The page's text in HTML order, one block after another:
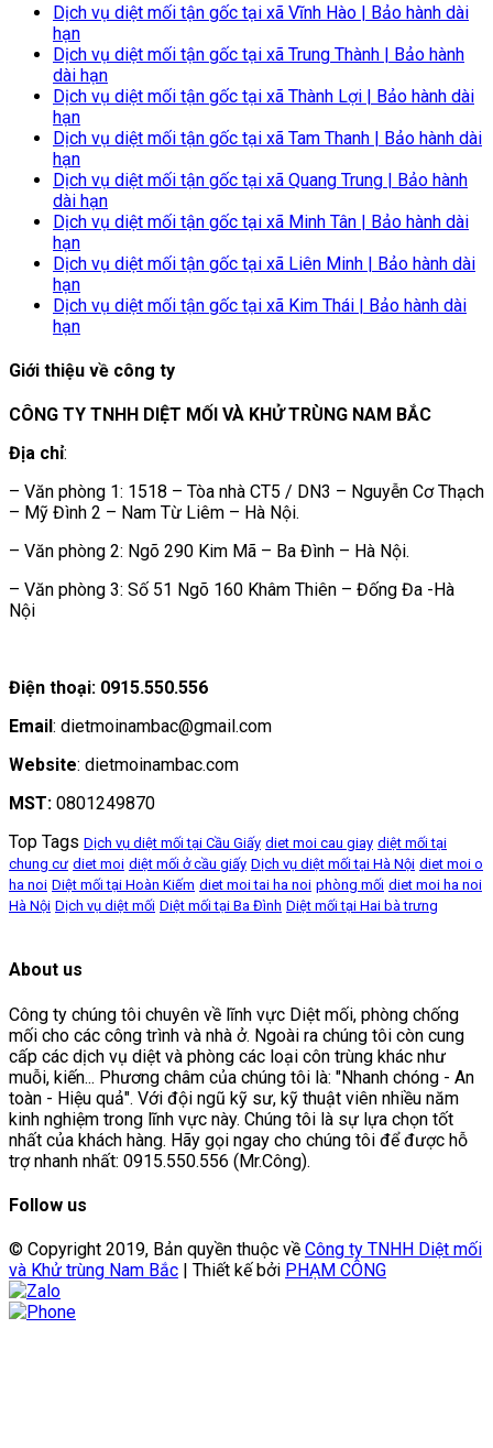
Dịch vụ diệt mối tận gốc tại xã Vĩnh Hào | Bảo hành dài
hạn
Dịch vụ diệt mối tận gốc tại xã Trung Thành | Bảo hành
dài hạn
Dịch vụ diệt mối tận gốc tại xã Thành Lợi | Bảo hành dài
hạn
Dịch vụ diệt mối tận gốc tại xã Tam Thanh | Bảo hành dài
hạn
Dịch vụ diệt mối tận gốc tại xã Quang Trung | Bảo hành
dài hạn
Dịch vụ diệt mối tận gốc tại xã Minh Tân | Bảo hành dài
hạn
Dịch vụ diệt mối tận gốc tại xã Liên Minh | Bảo hành dài
hạn
Dịch vụ diệt mối tận gốc tại xã Kim Thái | Bảo hành dài
hạn
Giới thiệu về công ty
CÔNG TY TNHH DIỆT MỐI VÀ KHỬ TRÙNG NAM BẮC
Địa chỉ:
– Văn phòng 1: 1518 – Tòa nhà CT5 / DN3 – Nguyễn Cơ Thạch
– Mỹ Đình 2 – Nam Từ Liêm – Hà Nội.
– Văn phòng 2: Ngõ 290 Kim Mã – Ba Đình – Hà Nội.
– Văn phòng 3: Số 51 Ngõ 160 Khâm Thiên – Đống Đa -Hà
Nội
Điện thoại: 0915.550.556
Email : dietmoinambac@gmail.com
Website: dietmoinambac.com
MST: 0801249870
Top Tags Dịch vụ diệt mối tại Cầu Giấy diet moi cau giay diệt mối tại
chung cư diet moi diệt mối ở cầu giấy Dịch vụ diệt mối tại Hà Nội diet moi o
ha noi Diệt mối tại Hoàn Kiếm diet moi tai ha noi phòng mối diet moi ha noi
Hà Nội Dịch vụ diệt mối Diệt mối tại Ba Đình Diệt mối tại Hai bà trưng
About us
Công ty chúng tôi chuyên về lĩnh vực Diệt mối, phòng chống
mối cho các công trình và nhà ở. Ngoài ra chúng tôi còn cung
cấp các dịch vụ diệt và phòng các loại côn trùng khác như
muỗi, kiến... Phương châm của chúng tôi là: "Nhanh chóng - An
toàn - Hiệu quả". Với đội ngũ kỹ sư, kỹ thuật viên nhiều năm
kinh nghiệm trong lĩnh vực này. Chúng tôi là sự lựa chọn tốt
nhất của khách hàng. Hãy gọi ngay cho chúng tôi để được hỗ
trợ nhanh nhất: 0915.550.556 (Mr.Công).
Follow us
© Copyright 2019, Bản quyền thuộc về Công ty TNHH Diệt mối
và Khử trùng Nam Bắc | Thiết kế bởi PHẠM CÔNG